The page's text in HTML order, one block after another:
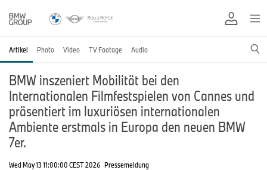
Artikel Photo Video TV Footage Audio
BMW inszeniert Mobilität bei den
Internationalen Filmfestspielen von Cannes und
präsentiert im luxuriösen internationalen
Ambiente erstmals in Europa den neuen BMW
7er.
Wed May 13 11:00:00 CEST 2026 Pressemeldung